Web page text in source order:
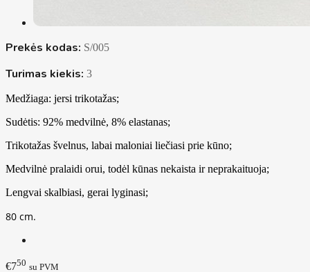
Prekės kodas: S/005
Turimas kiekis: 3
Medžiaga: jersi trikotažas;
Sudėtis: 92% medvilnė, 8% elastanas;
Trikotažas švelnus, labai maloniai liečiasi prie kūno;
Medvilnė pralaidi orui, todėl kūnas nekaista ir neprakaituoja;
Lengvai skalbiasi, gerai lyginasi;
80 cm.
€750 su PVM